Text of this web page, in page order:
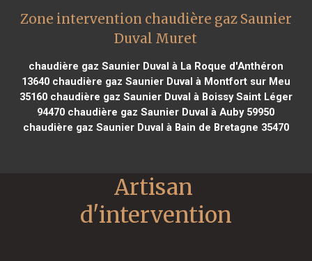
Zone intervention chaudière gaz Saunier
Duval Muret
chaudière gaz Saunier Duval à La Roque d'Anthéron
13640chaudière gaz Saunier Duval à Montfort sur Meu
35160chaudière gaz Saunier Duval à Boissy Saint Léger
94470 chaudière gaz Saunier Duval à Auby 59950
chaudière gaz Saunier Duval à Bain de Bretagne 35470
Artisan
d'intervention